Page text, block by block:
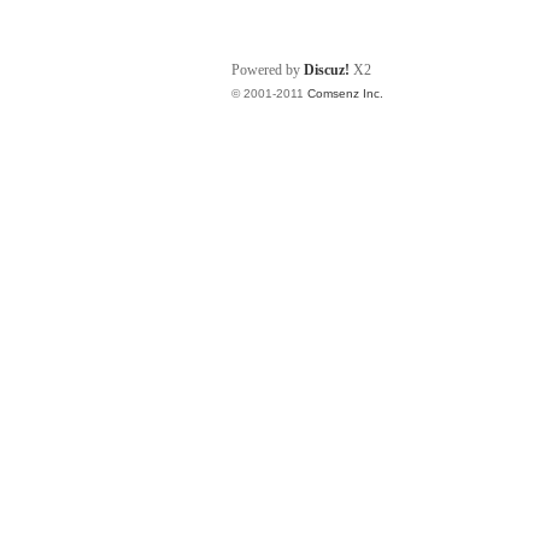
Powered by Discuz! X2
© 2001-2011 Comsenz Inc.